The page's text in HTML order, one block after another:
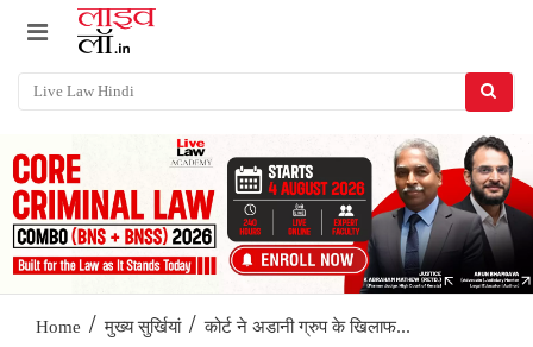
Home / मुख्य सुर्खियां / कोर्ट ने अडानी ग्रुप के खिलाफ...